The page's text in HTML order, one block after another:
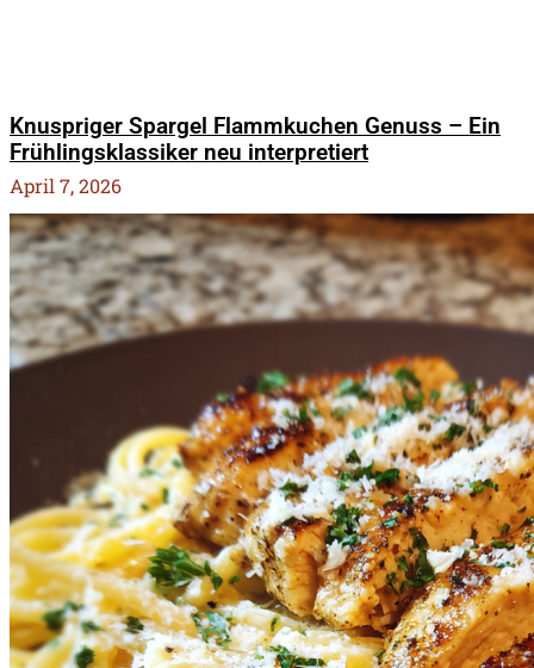
Knuspriger Spargel Flammkuchen Genuss – Ein
Frühlingsklassiker neu interpretiert
April 7, 2026